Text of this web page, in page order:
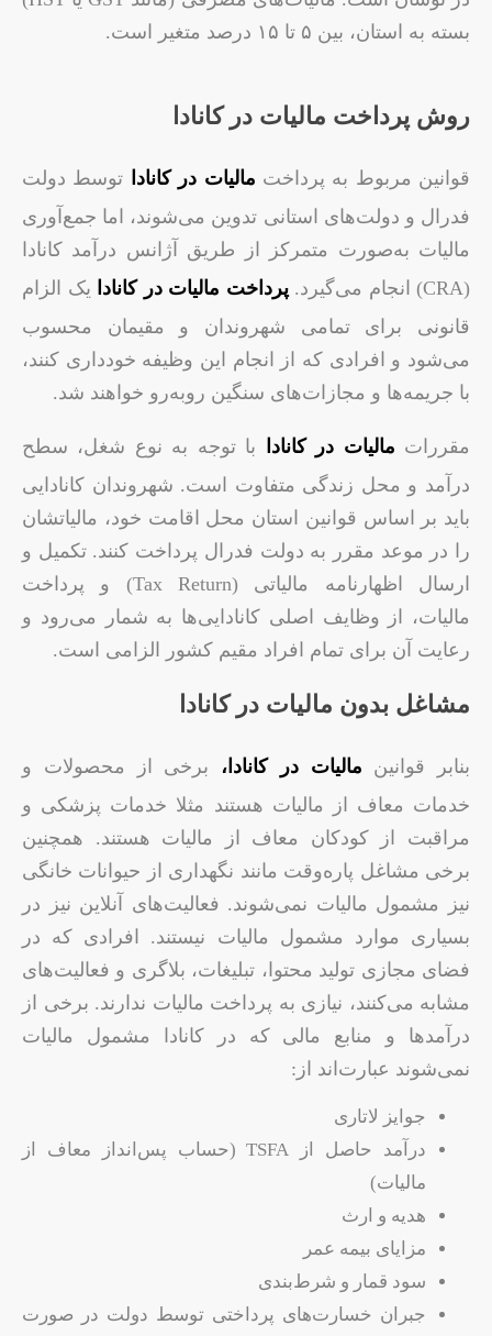
بسته به استان، بین ۵ تا ۱۵ درصد متغیر است.
روش پرداخت مالیات در کانادا
قوانین مربوط به پرداخت مالیات در کانادا
توسط دولت
فدرال و دولت‌های استانی تدوین می‌شوند، اما جمع‌آوری
مالیات به‌صورت متمرکز از طریق آژانس درآمد کانادا
(CRA) انجام می‌گیرد.
پرداخت مالیات در کانادا یک الزام
قانونی برای تمامی شهروندان و مقیمان محسوب
می‌شود و افرادی که از انجام این وظیفه خودداری کنند،
با جریمه‌ها و مجازات‌های سنگین روبه‌رو خواهند شد.
مقررات مالیات در کانادا
با توجه به نوع شغل، سطح
درآمد و محل زندگی متفاوت است. شهروندان کانادایی
باید بر اساس قوانین استان محل اقامت خود، مالیاتشان
را در موعد مقرر به دولت فدرال پرداخت کنند. تکمیل و
ارسال اظهارنامه مالیاتی (Tax Return) و پرداخت
مالیات، از وظایف اصلی کانادایی‌ها به شمار می‌رود و
رعایت آن برای تمام افراد مقیم کشور الزامی است.
مشاغل بدون مالیات در کانادا
بنابر قوانین مالیات در کانادا، برخی از محصولات و
خدمات معاف از مالیات هستند مثلا خدمات پزشکی و
مراقبت از کودکان معاف از مالیات هستند. همچنین
برخی مشاغل پاره‌وقت مانند نگهداری از حیوانات خانگی
نیز مشمول مالیات نمی‌شوند. فعالیت‌های آنلاین نیز در
بسیاری موارد مشمول مالیات نیستند. افرادی که در
فضای مجازی تولید محتوا، تبلیغات، بلاگری و فعالیت‌های
مشابه می‌کنند، نیازی به پرداخت مالیات ندارند. برخی از
درآمدها و منابع مالی که در کانادا مشمول مالیات
نمی‌شوند عبارت‌اند از:
جوایز لاتاری
درآمد حاصل از TSFA (حساب پس‌انداز معاف از
مالیات)
هدیه و ارث
مزایای بیمه عمر
سود قمار و شرط‌بندی
جبران خسارت‌های پرداختی توسط دولت در صورت